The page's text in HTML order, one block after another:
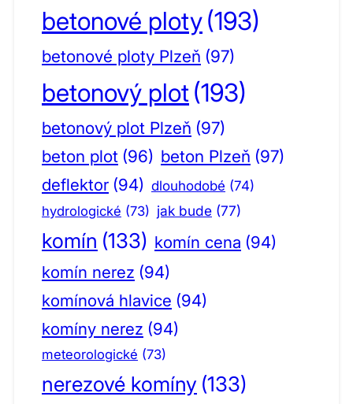
betonové ploty(193)
betonové ploty Plzeň (97)
betonový plot (193)
betonový plot Plzeň (97)
beton plot (96) beton Plzeň (97)
deflektor (94) dlouhodobé (74)
hydrologické (73) jak bude (77)
komín (133) komín cena (94)
komín nerez (94)
komínová hlavice (94)
komíny nerez (94)
meteorologické (73)
nerezové komíny (133)